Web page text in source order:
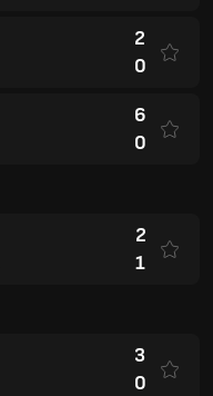
2
0
6
0
2
1
3
0